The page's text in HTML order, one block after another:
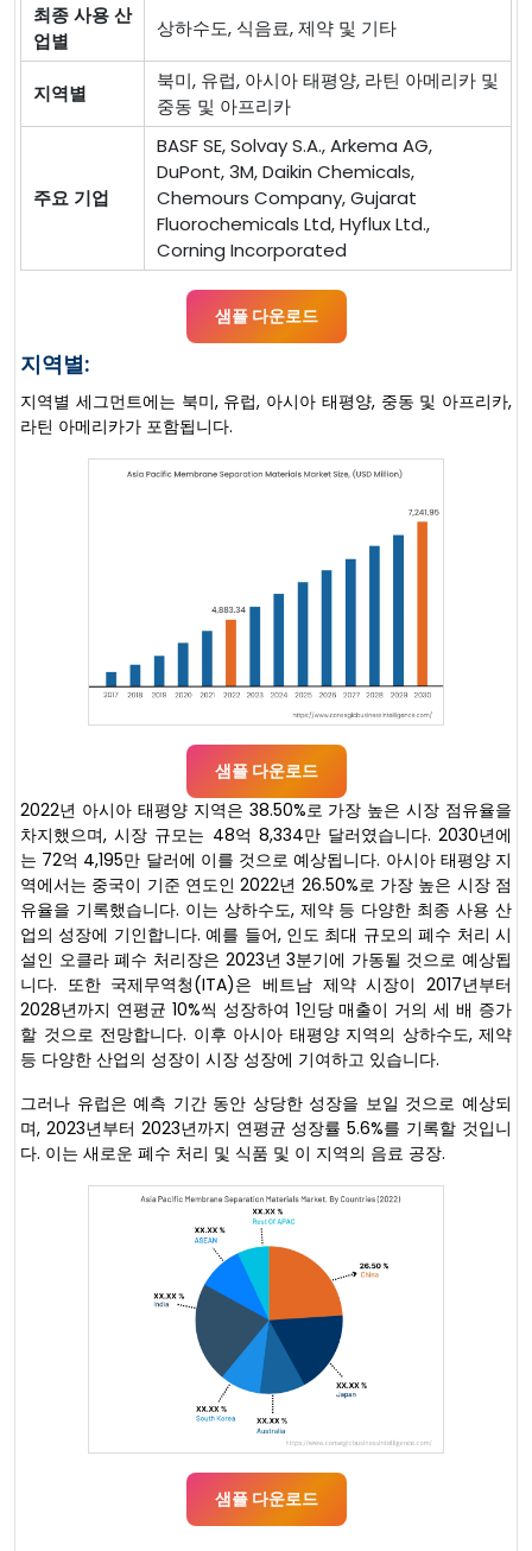
최종 사용 산
업별
상하수도, 식음료, 제약 및 기타
지역별
북미, 유럽, 아시아 태평양, 라틴 아메리카 및
중동 및 아프리카
주요 기업
BASF SE, Solvay S.A., Arkema AG,
DuPont, 3M, Daikin Chemicals,
Chemours Company, Gujarat
Fluorochemicals Ltd, Hyflux Ltd.,
Corning Incorporated
샘플 다운로드
지역별:
지역별 세그먼트에는 북미, 유럽, 아시아 태평양, 중동 및 아프리카,
라틴 아메리카가 포함됩니다.
샘플 다운로드
2022년 아시아 태평양 지역은 38.50%로 가장 높은 시장 점유율을
차지했으며, 시장 규모는 48억 8,334만 달러였습니다. 2030년에
는 72억 4,195만 달러에 이를 것으로 예상됩니다. 아시아 태평양 지
역에서는 중국이 기준 연도인 2022년 26.50%로 가장 높은 시장 점
유율을 기록했습니다. 이는 상하수도, 제약 등 다양한 최종 사용 산
업의 성장에 기인합니다. 예를 들어, 인도 최대 규모의 폐수 처리 시
설인 오클라 폐수 처리장은 2023년 3분기에 가동될 것으로 예상됩
니다. 또한 국제무역청(ITA)은 베트남 제약 시장이 2017년부터
2028년까지 연평균 10%씩 성장하여 1인당 매출이 거의 세 배 증가
할 것으로 전망합니다. 이후 아시아 태평양 지역의 상하수도, 제약
등 다양한 산업의 성장이 시장 성장에 기여하고 있습니다.
그러나 유럽은 예측 기간 동안 상당한 성장을 보일 것으로 예상되
며, 2023년부터 2023년까지 연평균 성장률 5.6%를 기록할 것입니
다. 이는 새로운 폐수 처리 및 식품 및 이 지역의 음료 공장.
샘플 다운로드